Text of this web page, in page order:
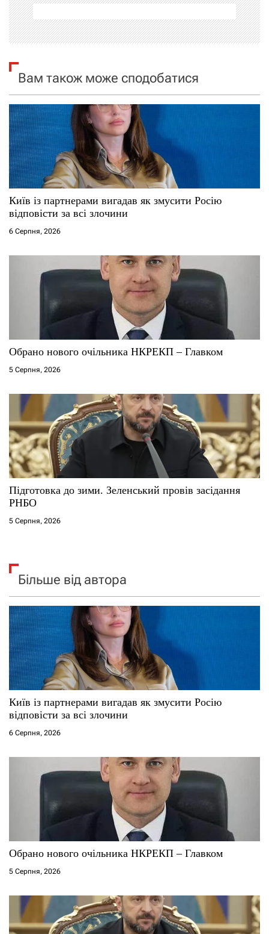
ц
і
я
з
а
п
и
с
і
в
Вам також може сподобатися
Київ із партнерами вигадав як змусити Росію
відповісти за всі злочини
6 Серпня, 2026
Обрано нового очільника НКРЕКП – Главком
5 Серпня, 2026
Підготовка до зими. Зеленський провів засідання
РНБО
5 Серпня, 2026
Більше від автора
Київ із партнерами вигадав як змусити Росію
відповісти за всі злочини
6 Серпня, 2026
Обрано нового очільника НКРЕКП – Главком
5 Серпня, 2026